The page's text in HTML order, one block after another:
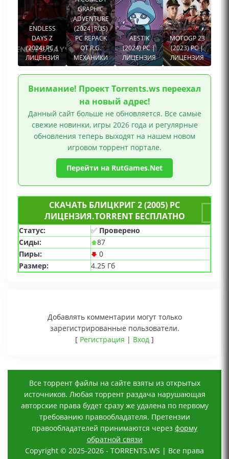
ENDLESS
DAYS Z
(2024) PC |
ЛИЦЕНЗИЯ
GRAPHIC
ADVENTURE
(2024|RUS)
PC REPACK
ОТ R.G.
МЕХАНИКИ
AESTIK
(2024) PC |
ЛИЦЕНЗИЯ
MOTOGP 23
(2023) PC |
ЛИЦЕНЗИЯ
Внимание! Проект Torrents.ws переехал
на новый адрес!
Данный сайт больше не обновляется. Все самые
свежие новинки, игры 2026 года и регулярные
обновления теперь выходят на нашем новом
игровом торрент портале.
Перейти на RutGames.Net
СКАЧАТЬ БЛИЦКРИГ 2 (2005) PC
ЛИЦЕНЗИЯ.TORRENT БЕСПЛАТНО
Статус: ✅ Проверено
Сиды:
87
Пиры:
0
Размер:
4.25 Гб
Добавлять комментарии могут только
зарегистрированные пользователи.
[ Регистрация | Вход ]
Все торрент файлы на сайте взяты из открытых
источников. Любая торрент раздача нарушающая
авторские права будет сразу же удалена по первому
требованию правообладателя. Претензии
правообладателей принимаются через форму
обратной связи
Copyright © 2025-2026 - TORRENTS.WS | Все права